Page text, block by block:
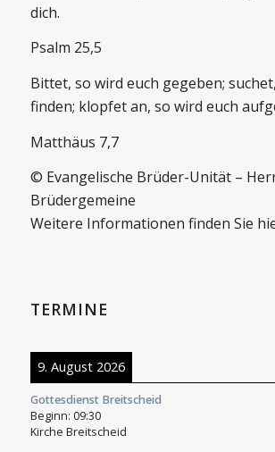
dich.
Psalm 25,5
Bittet, so wird euch gegeben;
finden; klopfet an, so wird euch
Matthäus 7,7
© Evangelische Brüder-Unität –
Brüdergemeine
Weitere Informationen finden Sie
TERMINE
9. August 2026
Gottesdienst Breitscheid
Beginn: 09:30
Kirche Breitscheid